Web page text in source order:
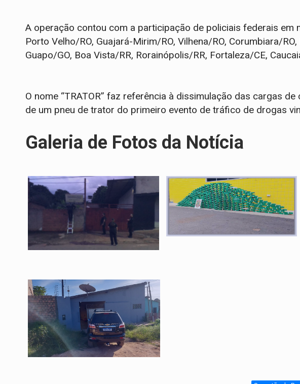
A operação contou com a participação de policiais federais em
Porto Velho/RO, Guajará-Mirim/RO, Vilhena/RO, Corumbiara/
Guapo/GO, Boa Vista/RR, Rorainópolis/RR, Fortaleza/CE,
O nome “TRATOR” faz referência à dissimulação das cargas
de um pneu de trator do primeiro evento de tráfico de drogas
Galeria de Fotos da Notícia